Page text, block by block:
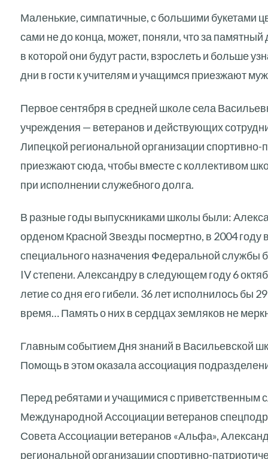
Маленькие, симпатичные, с большими букетами
сами не до конца, может, поняли, что за
в которой они будут расти, взрослеть и больше
дни в гости к учителям и учащимся приезжают
Первое сентября в средней школе села
учреждения — ветеранов и действующих
Липецкой региональной организации
приезжают сюда, чтобы вместе с коллективом
при исполнении служебного долга.
В разные годы выпускниками школы были:
орденом Красной Звезды посмертно, в 2004
специального назначения Федеральной службы
IV степени. Александру в следующем году 6
летие со дня его гибели. 36 лет исполнилось бы
время… Память о них в сердцах земляков не
Главным событием Дня знаний в Васильевской
Помощь в этом оказала ассоциация
Перед ребятами и учащимися с
Международной Ассоциации ветеранов
Совета Ассоциации ветеранов «Альфа»,
региональной организации спортивно-